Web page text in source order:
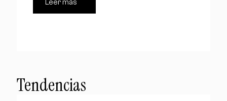
Leer más
Tendencias